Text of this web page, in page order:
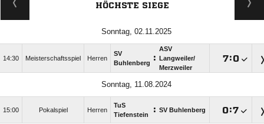
HÖCHSTE SIEGE
Sonntag, 02.11.2025
14:30 Meisterschaftsspiel Herren
SV
Buhlenberg :
ASV
Langweiler/​
Merzweiler
:
Sonntag, 11.08.2024
15:00 Pokalspiel Herren
TuS
Tiefenstein
: SV Buhlenberg :